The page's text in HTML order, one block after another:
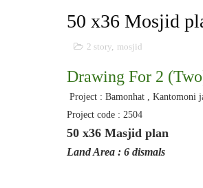
50 x36 Mosjid
2 story, mosjid
Drawing For 2
Project : Bamonhat , Kantomoni
Project code : 2504
50 x36 Masjid plan
Land Area : 6 dismals